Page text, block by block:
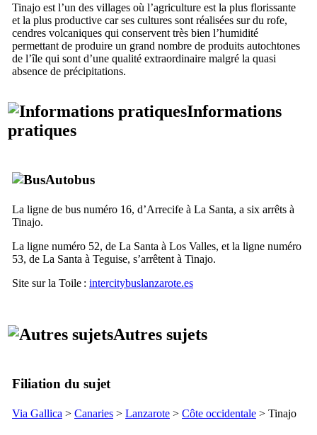
Tinajo est l’un des villages où l’agriculture est la plus florissante
et la plus productive car ses cultures sont réalisées sur du rofe,
cendres volcaniques qui conservent très bien l’humidité
permettant de produire un grand nombre de produits autochtones
de l’île qui sont d’une qualité extraordinaire malgré la quasi
absence de précipitations.
Informations
pratiques
Autobus
La ligne de bus numéro 16, d’Arrecife à La Santa, a six arrêts à
Tinajo.
La ligne numéro 52, de La Santa à Los Valles, et la ligne numéro
53, de La Santa à Teguise, s’arrêtent à Tinajo.
Site sur la Toile : intercitybuslanzarote.es
Autres sujets
Filiation du sujet
Via Gallica > Canaries > Lanzarote > Côte occidentale > Tinajo